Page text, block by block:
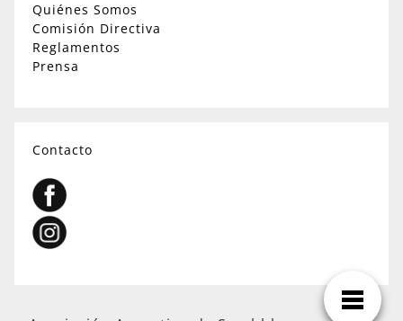
Quiénes Somos
Comisión Directiva
Reglamentos
Prensa
Contacto